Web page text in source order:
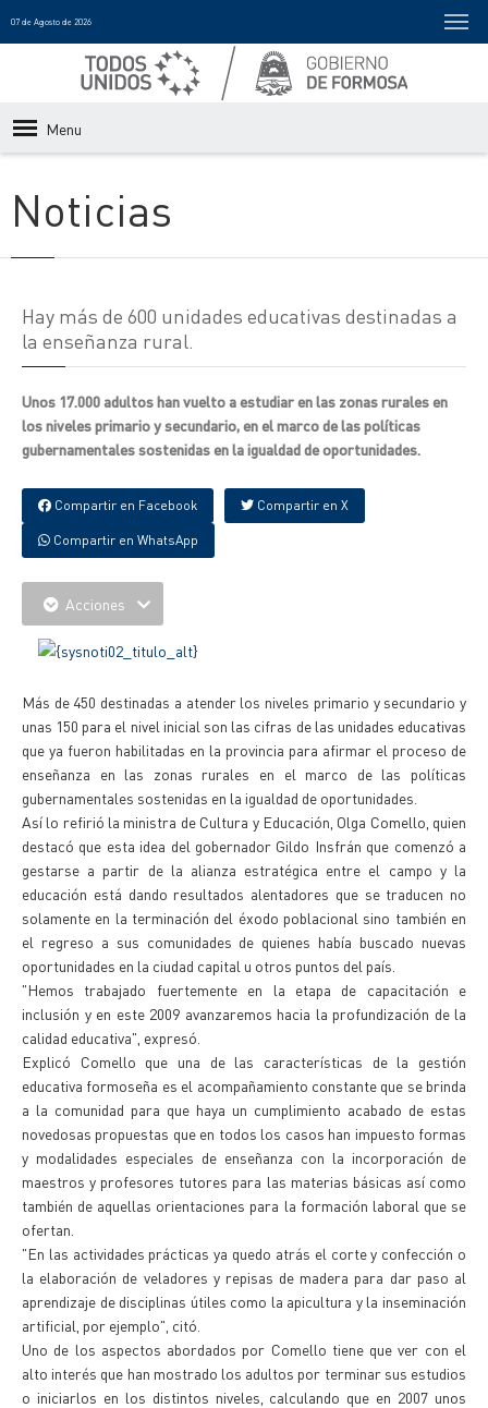
07 de Agosto de 2026
Menu
Noticias
Hay más de 600 unidades educativas destinadas a
la enseñanza rural.
Unos 17.000 adultos han vuelto a estudiar en las zonas rurales en
los niveles primario y secundario, en el marco de las políticas
gubernamentales sostenidas en la igualdad de oportunidades.
Compartir en Facebook Compartir en X
Compartir en WhatsApp
Acciones
Más de 450 destinadas a atender los niveles primario y secundario y
unas 150 para el nivel inicial son las cifras de las unidades educativas
que ya fueron habilitadas en la provincia para afirmar el proceso de
enseñanza en las zonas rurales en el marco de las políticas
gubernamentales sostenidas en la igualdad de oportunidades.
Así lo refirió la ministra de Cultura y Educación, Olga Comello, quien
destacó que esta idea del gobernador Gildo Insfrán que comenzó a
gestarse a partir de la alianza estratégica entre el campo y la
educación está dando resultados alentadores que se traducen no
solamente en la terminación del éxodo poblacional sino también en
el regreso a sus comunidades de quienes había buscado nuevas
oportunidades en la ciudad capital u otros puntos del país.
"Hemos trabajado fuertemente en la etapa de capacitación e
inclusión y en este 2009 avanzaremos hacia la profundización de la
calidad educativa", expresó.
Explicó Comello que una de las características de la gestión
educativa formoseña es el acompañamiento constante que se brinda
a la comunidad para que haya un cumplimiento acabado de estas
novedosas propuestas que en todos los casos han impuesto formas
y modalidades especiales de enseñanza con la incorporación de
maestros y profesores tutores para las materias básicas así como
también de aquellas orientaciones para la formación laboral que se
ofertan.
"En las actividades prácticas ya quedo atrás el corte y confección o
la elaboración de veladores y repisas de madera para dar paso al
aprendizaje de disciplinas útiles como la apicultura y la inseminación
artificial, por ejemplo", citó.
Uno de los aspectos abordados por Comello tiene que ver con el
alto interés que han mostrado los adultos por terminar sus estudios
o iniciarlos en los distintos niveles, calculando que en 2007 unos